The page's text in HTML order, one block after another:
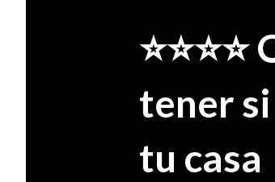
tener
tu casa